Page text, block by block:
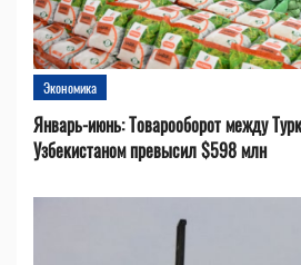
Экономика
Январь-июнь: Товарооборот между
Узбекистаном превысил $598 млн